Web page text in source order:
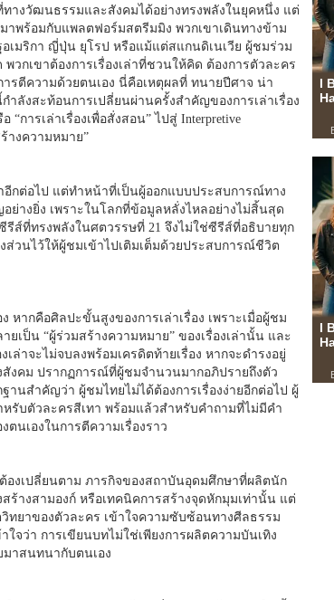
างวัฒนธรรมและสังคมได้อย่างทรงพลังในยุคหนึ่ง แต่
พร้อมกับแพลตฟอร์มสตรีมมิง พวกเขาเดินทางข้าม
มริกา ญี่ปุ่น ยุโรป หรือแม้แต่สแกนดิเนเวีย ผู้ชมร่วม
พวกเขาต้องการเรื่องเล่าที่ชวนให้คิด ต้องการตัวละคร
รตีความด้วยตนเอง นี่คือเหตุผลที่ ทนายปีศาจ น่า
ำลังสะท้อนการเปลี่ยนผ่านครั้งสำคัญของการเล่าเรื่อง
“การเล่าเรื่องเพื่อสั่งสอน” ไปสู่ Interpretive
างความหมาย”
กต่อไป แต่ทำหน้าที่เป็นผู้ออกแบบประสบการณ์ทาง
างยิ่ง เพราะในโลกที่ข้อมูลหลั่งไหลอย่างไม่สิ้นสุด
ส์ที่ทรงพลังในศตวรรษที่ 21 จึงไม่ใช่ซีรีส์ที่อธิบายทุก
วนไว้ให้ผู้ชมเข้าไปเติมเต็มด้วยประสบการณ์ชีวิต
ากคือศิลปะขั้นสูงของการเล่าเรื่อง เพราะเมื่อผู้ชม
ยเป็น “ผู้ร่วมสร้างความหมาย” ของเรื่องเล่านั้น และ
ล่าจะไม่จบลงพร้อมเครดิตท้ายเรื่อง หากจะดำรงอยู่
งคม ปรากฏการณ์ที่ผู้ชมจำนวนมากอภิปรายถึงตัว
นสำคัญว่า ผู้ชมไทยไม่ได้ต้องการเรื่องง่ายอีกต่อไป ผู้
รับตัวละครสีเทา พร้อมแล้วสำหรับคำถามที่ไม่มีคำ
นเองในการตีความเรื่องราว
องเปลี่ยนตาม ภารกิจของสถาบันอุดมศึกษาที่ผลิตนัก
ร้างสามองก์ หรือเทคนิคการสร้างจุดหักมุมเท่านั้น แต่
วิทยาของตัวละคร เข้าใจความซับซ้อนทางศีลธรรม
จว่า การเขียนบทไม่ใช่เพียงการผลิตความบันเทิง
าสนทนากับตนเอง